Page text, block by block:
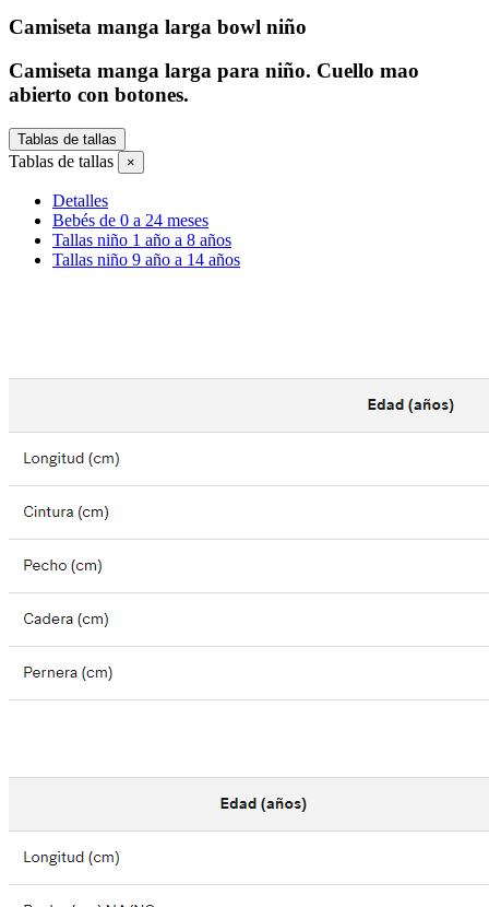
Camiseta manga larga bowl niño
Camiseta manga larga para niño. Cuello mao
abierto con botones.
Tablas de tallas
Tablas de tallas ×
Detalles
Bebés de 0 a 24 meses
Tallas niño 1 año a 8 años
Tallas niño 9 año a 14 años